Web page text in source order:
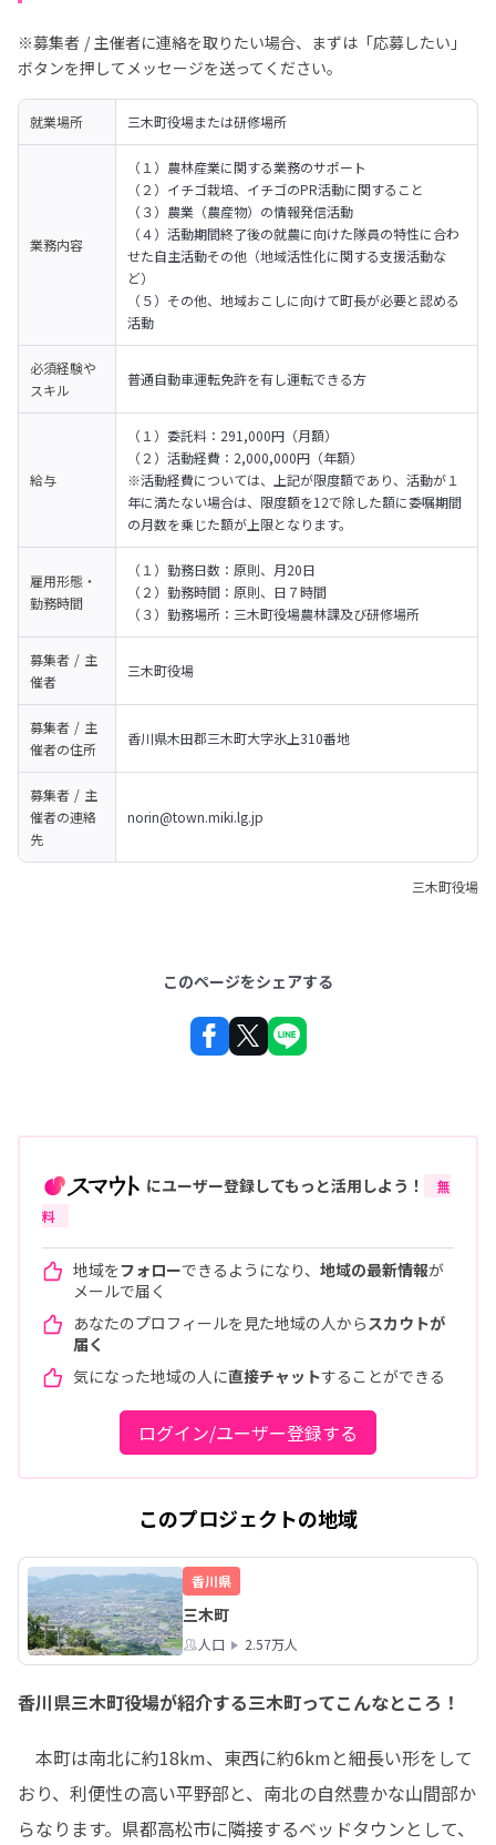
※募集者 / 主催者に連絡を取りたい場合、まずは「応募したい」
ボタンを押してメッセージを送ってください。
就業場所 三木町役場または研修場所
業務内容
（１）農林産業に関する業務のサポート
（２）イチゴ栽培、イチゴのPR活動に関すること
（３）農業（農産物）の情報発信活動
（４）活動期間終了後の就農に向けた隊員の特性に合わ
せた自主活動その他（地域活性化に関する支援活動な
ど）
（５）その他、地域おこしに向けて町長が必要と認める
活動
必須経験や
スキル
普通自動車運転免許を有し運転できる方
給与
（１）委託料：291,000円（月額）
（２）活動経費：2,000,000円（年額）
※活動経費については、上記が限度額であり、活動が１
年に満たない場合は、限度額を12で除した額に委嘱期間
の月数を乗じた額が上限となります。
雇用形態・
勤務時間
（１）勤務日数：原則、月20日
（２）勤務時間：原則、日７時間
（３）勤務場所：三木町役場農林課及び研修場所
募集者 / 主
催者
三木町役場
募集者 / 主
催者の住所
香川県木田郡三木町大字氷上310番地
募集者 / 主
催者の連絡
先
norin@town.miki.lg.jp
三木町役場
このページをシェアする
にユーザー登録してもっと活用しよう！
無
料
地域をフォローできるようになり、 地域の最新情報が
メールで届く
あなたのプロフィールを見た地域の人からスカウトが
届く
気になった地域の人に直接チャットすることができる
ログイン/ユーザー登録する
このプロジェクトの地域
香川県
三木町
人口 2.57万人
香川県三木町役場が紹介する三木町ってこんなところ！
本町は南北に約18km、東西に約6kmと細長い形をして
おり、利便性の高い平野部と、南北の自然豊かな山間部か
らなります。県都高松市に隣接するベッドタウンとして、